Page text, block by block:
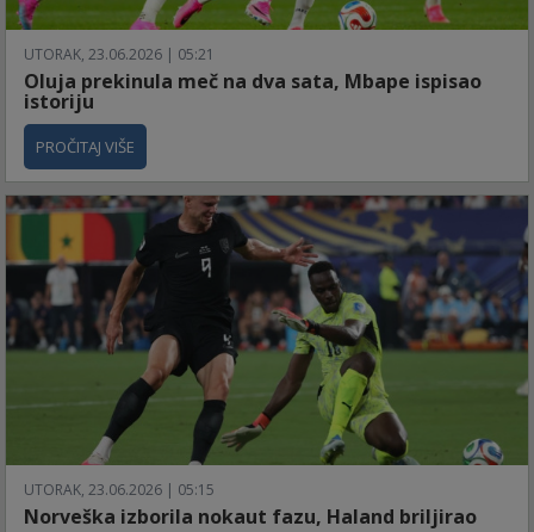
UTORAK, 23.06.2026 | 05:21
Oluja prekinula meč na dva sata, Mbape ispisao
istoriju
PROČITAJ VIŠE
UTORAK, 23.06.2026 | 05:15
Norveška izborila nokaut fazu, Haland briljirao